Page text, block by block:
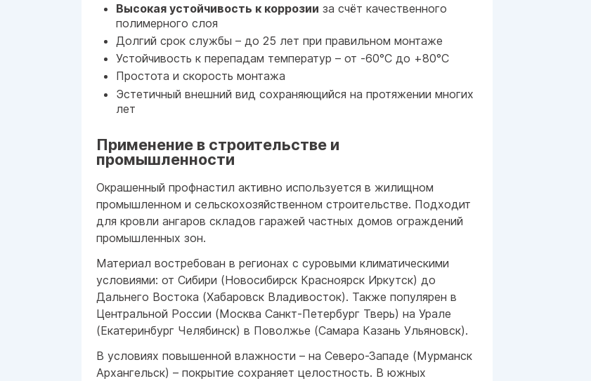
Высокая устойчивость к коррозии за счёт качественного
полимерного слоя
Долгий срок службы – до 25 лет при правильном монтаже
Устойчивость к перепадам температур – от -60°C до +80°C
Простота и скорость монтажа
Эстетичный внешний вид сохраняющийся на протяжении многих
лет
Применение в строительстве и
промышленности
Окрашенный профнастил активно используется в жилищном
промышленном и сельскохозяйственном строительстве. Подходит
для кровли ангаров складов гаражей частных домов ограждений
промышленных зон.
Материал востребован в регионах с суровыми климатическими
условиями: от Сибири (Новосибирск Красноярск Иркутск) до
Дальнего Востока (Хабаровск Владивосток). Также популярен в
Центральной России (Москва Санкт-Петербург Тверь) на Урале
(Екатеринбург Челябинск) в Поволжье (Самара Казань Ульяновск).
В условиях повышенной влажности – на Северо-Западе (Мурманск
Архангельск) – покрытие сохраняет целостность. В южных